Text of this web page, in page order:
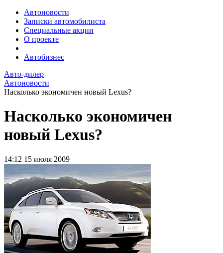
Автоновости
Записки автомобилиста
Специальные акции
О проекте
Автобизнес
Авто-дилер
Автоновости
Насколько экономичен новый Lexus?
Насколько экономичен
новый Lexus?
14:12 15 июля 2009